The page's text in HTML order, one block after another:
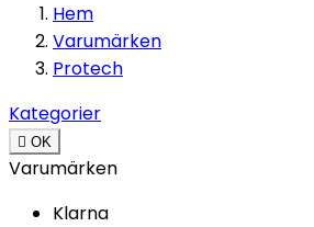
Hem
Varumärken
Protech
Kategorier
 OK
Varumärken
Klarna